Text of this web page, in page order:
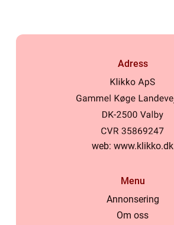
Adress
web: www.klikko.dk
Menu
Annonsering
Om oss